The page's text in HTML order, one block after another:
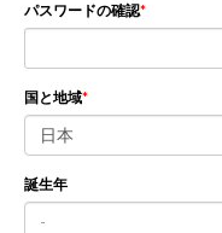
パスワードの確認
国と地域
日本
誕生年
-